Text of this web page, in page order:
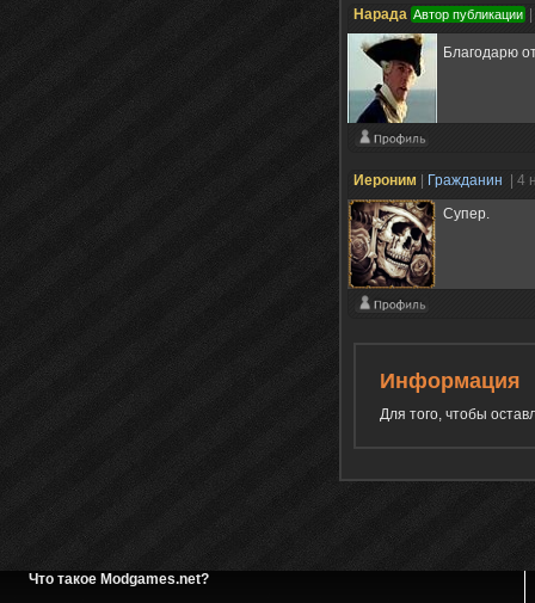
Нарада Автор публикации
Благодарю
Иероним Гражданин
| 4
Супер.
Информация
Для того, чтобы
Что такое Modgames.net?